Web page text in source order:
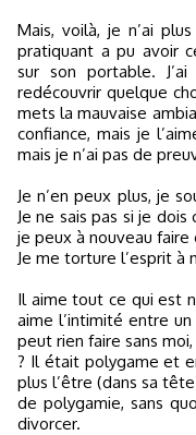
Mais, voilà, je n’ai
pratiquant a pu avoir
sur son portable.
redécouvrir quelque
mets la mauvaise
confiance, mais je
mais je n’ai pas de
Je n’en peux plus, je
Je ne sais pas si je
je peux à nouveau faire
Je me torture l’esprit à
Il aime tout ce qui est
aime l’intimité entre
peut rien faire sans
? Il était polygame et
plus l’être (dans sa
de polygamie, sans
divorcer.